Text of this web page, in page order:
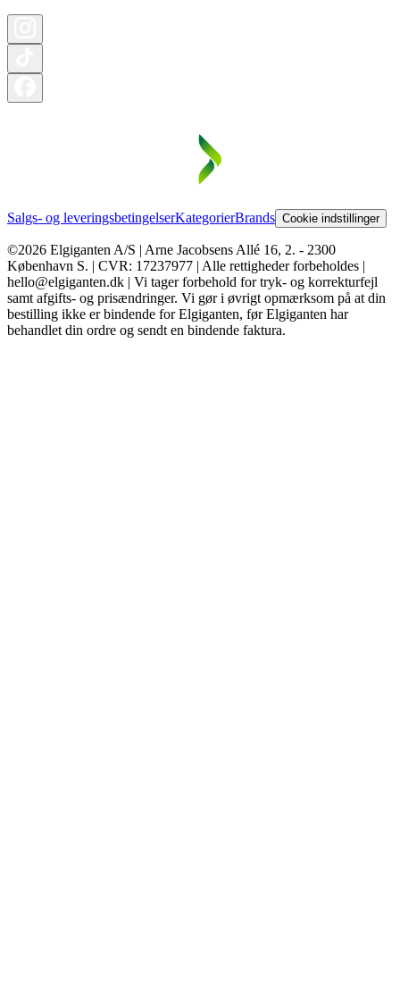
Salgs- og leveringsbetingelserKategorierBrands Cookie indstillinger
©2026 Elgiganten A/S | Arne Jacobsens Allé 16, 2. - 2300
København S. | CVR: 17237977 | Alle rettigheder forbeholdes |
hello@elgiganten.dk | Vi tager forbehold for tryk- og korrekturfejl
samt afgifts- og prisændringer. Vi gør i øvrigt opmærksom på at din
bestilling ikke er bindende for Elgiganten, før Elgiganten har
behandlet din ordre og sendt en bindende faktura.